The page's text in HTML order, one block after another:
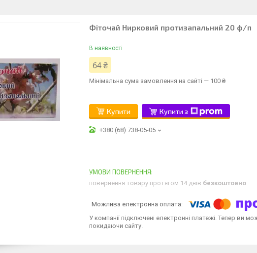
Фіточай Нирковий протизапальний 20 ф/п
В наявності
64 ₴
Мінімальна сума замовлення на сайті — 100 ₴
Купити Купити з
+380 (68) 738-05-05
повернення товару протягом 14 днів безкоштовно
У компанії підключені електронні платежі. Тепер ви
покидаючи сайту.